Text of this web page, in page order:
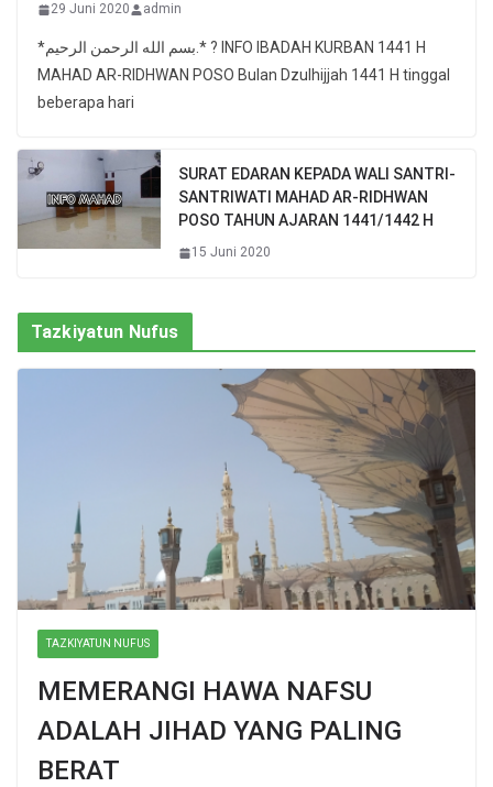
29 Juni 2020 admin
*بسم الله الرحمن الرحيم.* ? INFO IBADAH KURBAN 1441 H
MAHAD AR-RIDHWAN POSO Bulan Dzulhijjah 1441 H tinggal
beberapa hari
SURAT EDARAN KEPADA WALI SANTRI-
SANTRIWATI MAHAD AR-RIDHWAN
POSO TAHUN AJARAN 1441/1442 H
15 Juni 2020
Tazkiyatun Nufus
TAZKIYATUN NUFUS
MEMERANGI HAWA NAFSU
ADALAH JIHAD YANG PALING
BERAT